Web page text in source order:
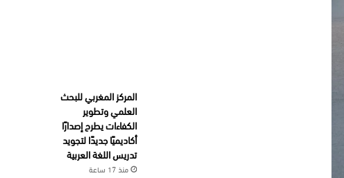
المركز المغربي للبحث
العلمي وتطوير
الكفاءات يطرح إصدارًا
أكاديميًا جديدًا لتجويد
تدريس اللغة العربية
منذ 17 ساعة